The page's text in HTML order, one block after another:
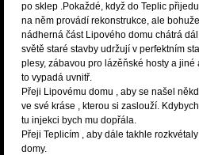
po sklep .Pokaždé, když do Teplic
na něm provádí rekonstrukce, ale
nádherná část Lipového domu chátrá
světě staré stavby udržují v perfektním
plesy, zábavou pro lázěňské hosty a
to vypadá uvnitř.
Přeji Lipovému domu , aby se našel
ve své kráse , kterou si zaslouží.
tu injekci bych mu dopřála.
Přeji Teplicím , aby dále takhle
domy.